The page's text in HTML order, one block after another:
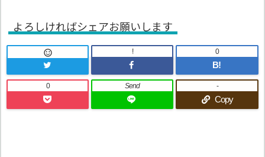
よろしければシェアお願いします
 !
B!
0
0 Send
Copy
-